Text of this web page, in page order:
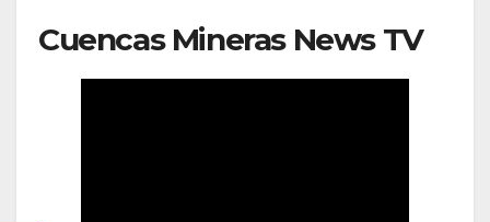
Cuencas Mineras News TV